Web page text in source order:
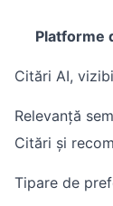
Platforme
Citări AI,
Relevanță
Citări și
Tipare de